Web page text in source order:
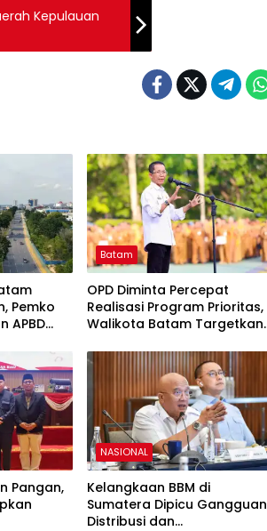
Kepulauan
Pemko
APBD
Batam
OPD Diminta Percepat
Realisasi Program Prioritas,
Walikota Batam Targetkan
Pangan,
NASIONAL
Kelangkaan BBM di
Sumatera Dipicu Gangguan
Distribusi dan